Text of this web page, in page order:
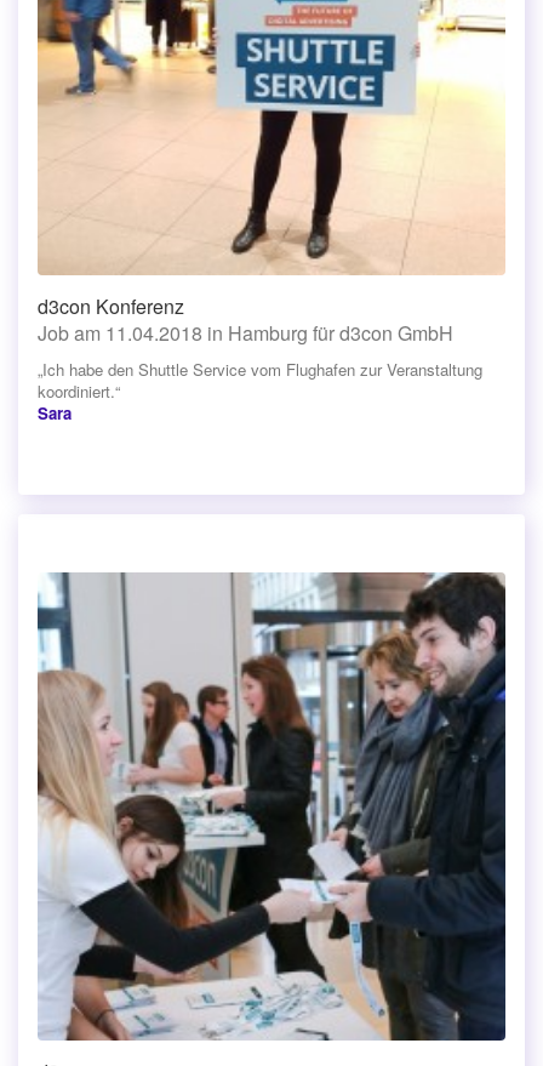
d3con Konferenz
Job am 11.04.2018 in Hamburg für d3con GmbH
„Ich habe den Shuttle Service vom Flughafen zur Veranstaltung
koordiniert.“
Sara